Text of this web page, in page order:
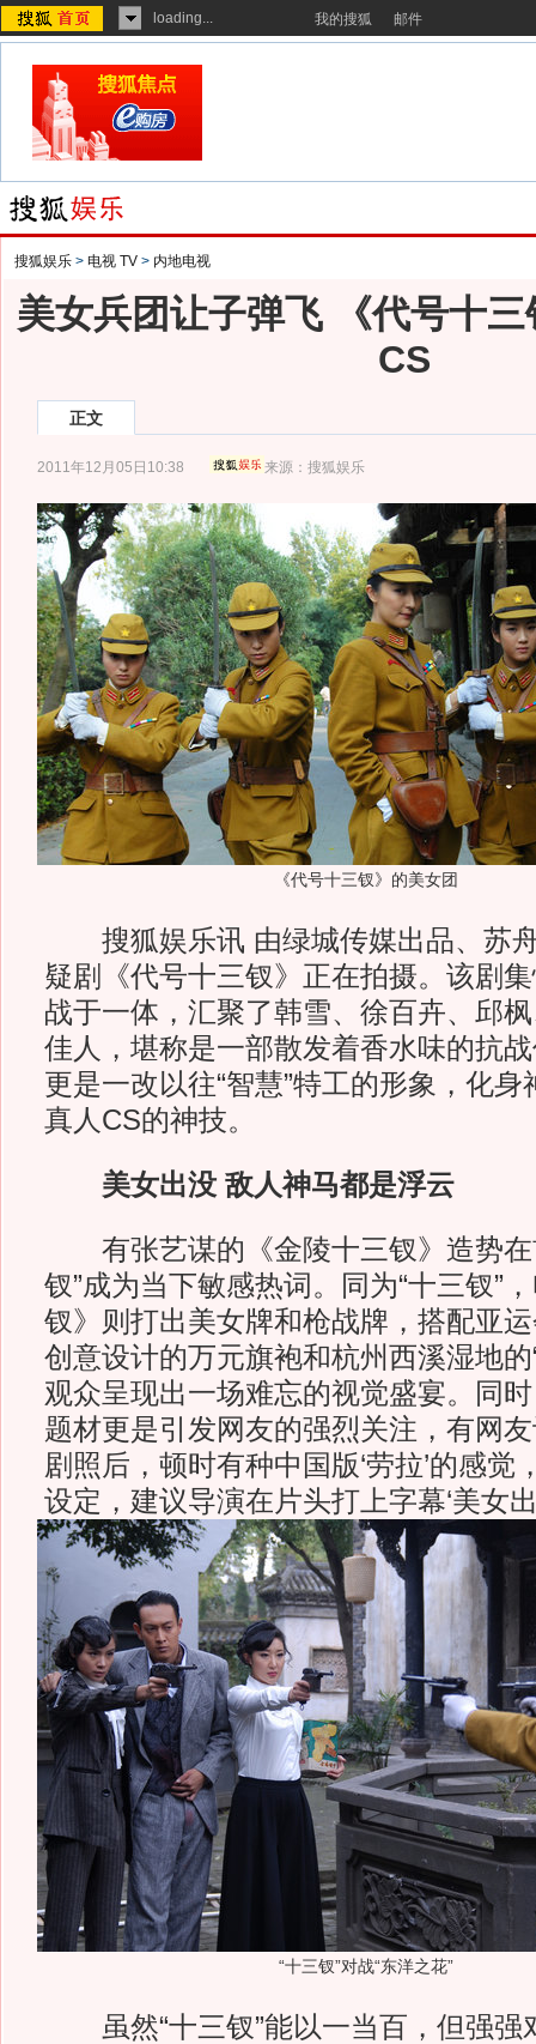
loading... 我的搜狐 邮件
搜狐娱乐 > 电视 TV > 内地电视
美女兵团让子弹飞 《代号十
CS
正文
2011年12月05日10:38 来源：搜狐娱乐
《代号十三钗》的美女团
搜狐娱乐讯 由绿城传媒出品、苏
疑剧《代号十三钗》正在拍摄。该剧
战于一体，汇聚了韩雪、徐百卉、邱
佳人，堪称是一部散发着香水味的抗
更是一改以往“智慧”特工的形象，化
真人CS的神技。
美女出没 敌人神马都是浮云
有张艺谋的《金陵十三钗》造势在
钗”成为当下敏感热词。同为“十三钗”
钗》则打出美女牌和枪战牌，搭配亚
创意设计的万元旗袍和杭州西溪湿地的
观众呈现出一场难忘的视觉盛宴。同
题材更是引发网友的强烈关注，有网
剧照后，顿时有种中国版‘劳拉’的感觉
设定，建议导演在片头打上字幕‘美女
“十三钗”对战“东洋之花”
虽然“十三钗”能以一当百，但强强